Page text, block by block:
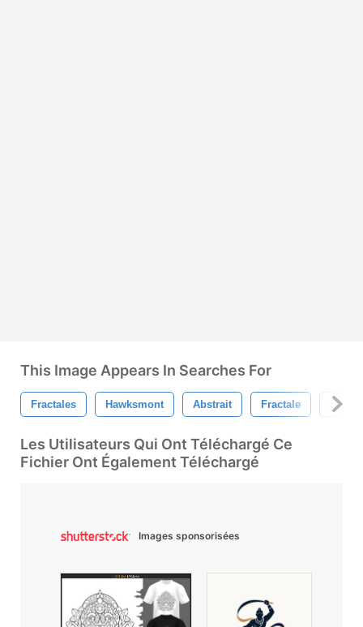
This Image Appears In Searches For
Fractales Hawksmont Abstrait Fractale
Les Utilisateurs Qui Ont Téléchargé Ce
Fichier Ont Également Téléchargé
Images sponsorisées